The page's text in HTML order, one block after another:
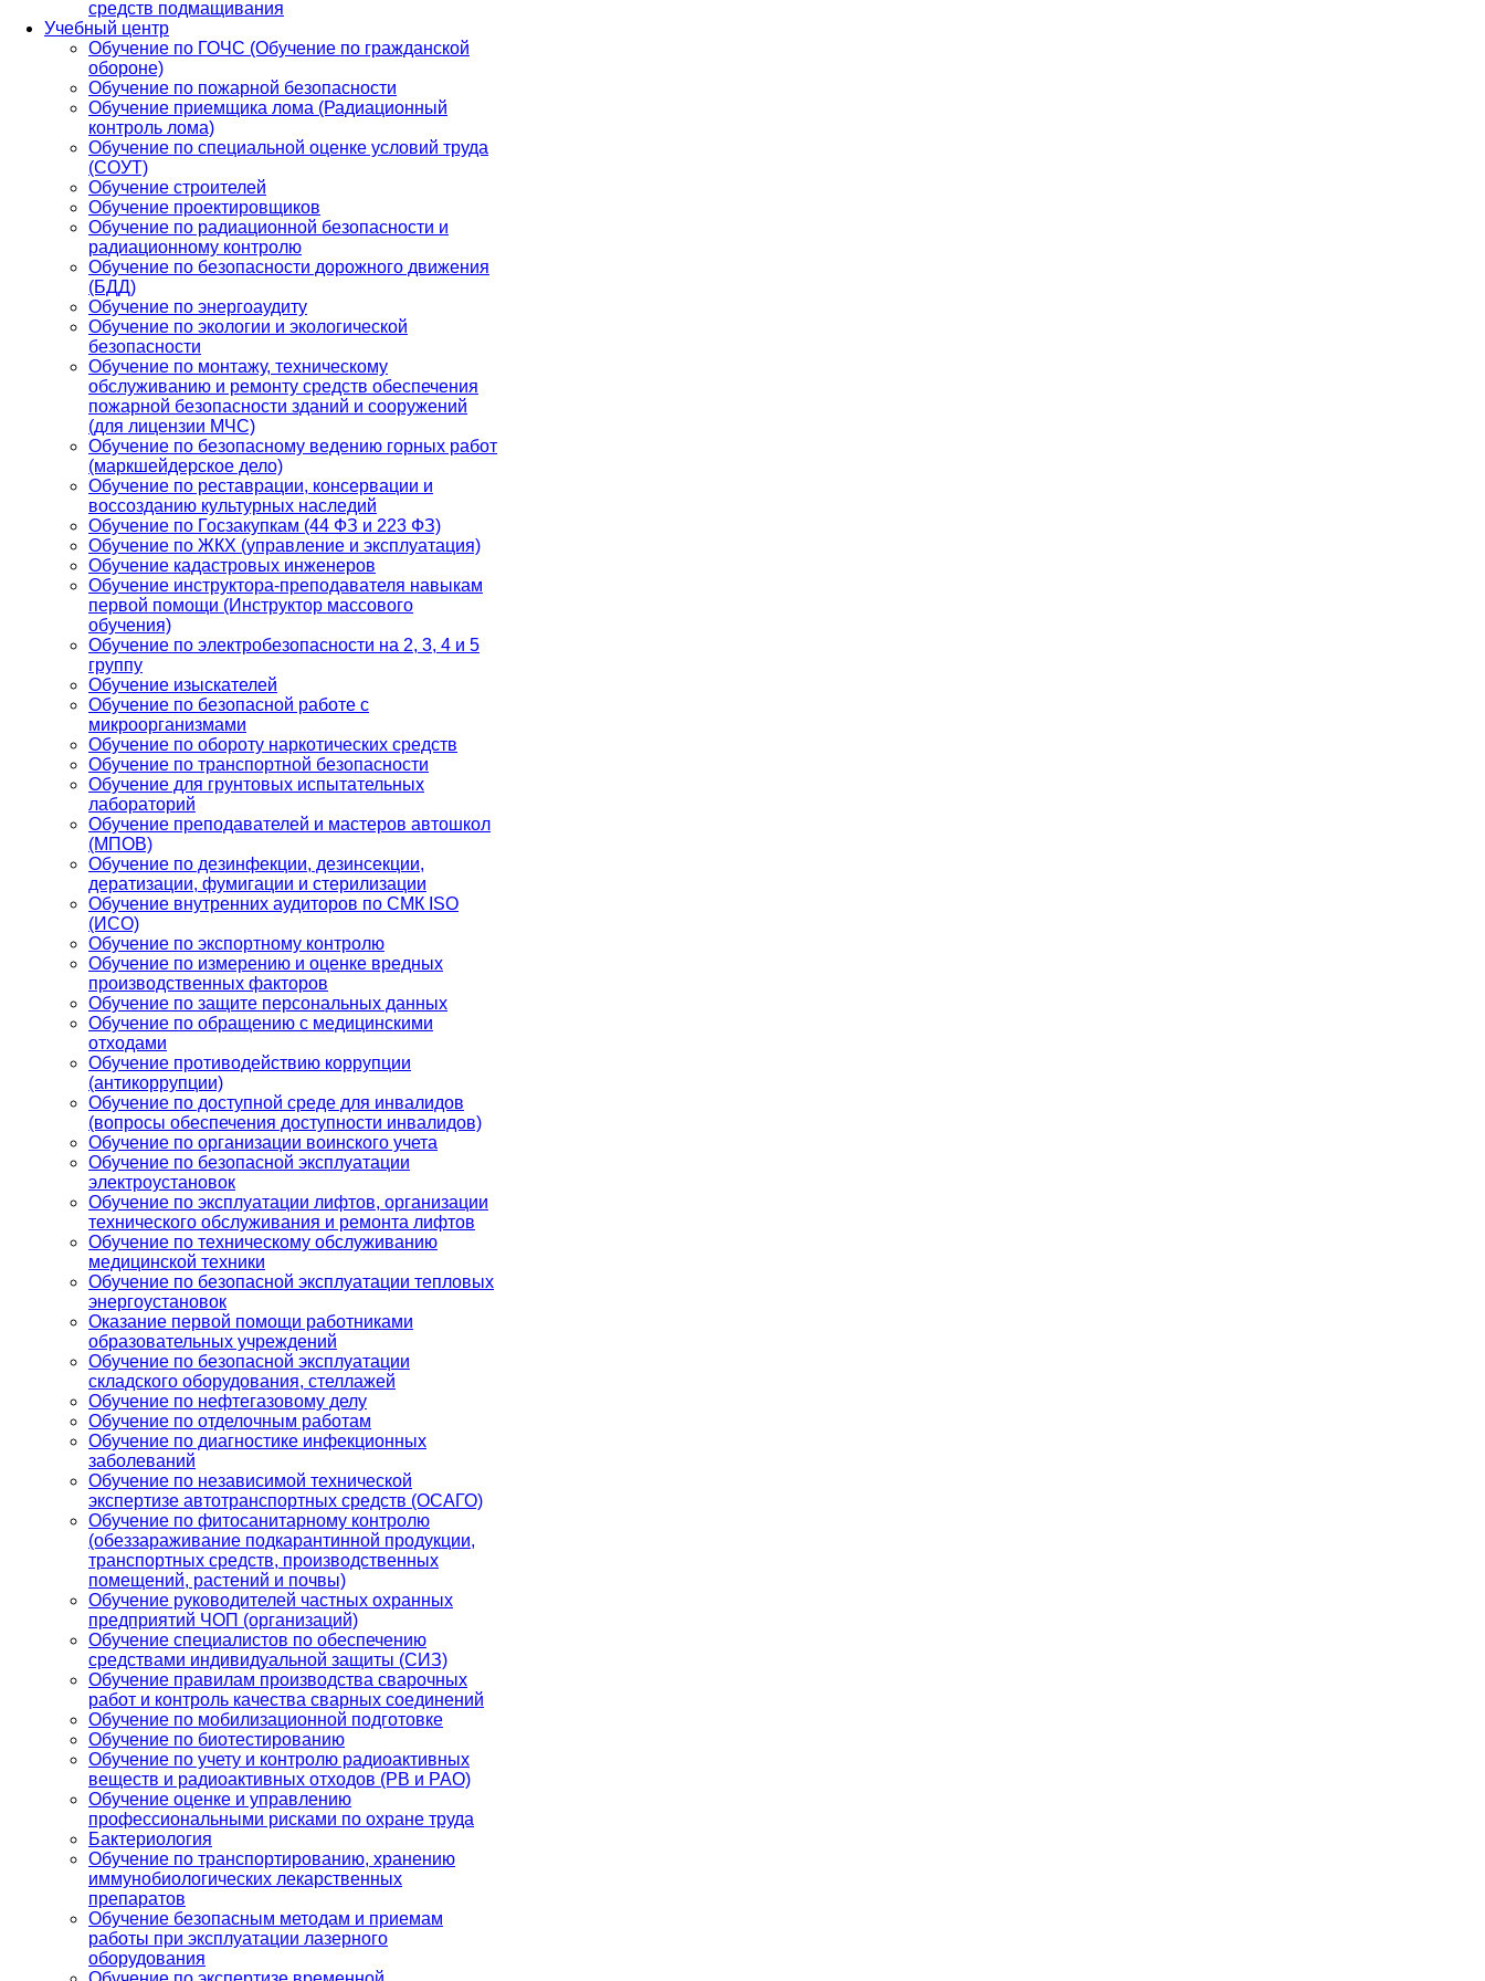
средств подмащивания
Учебный центр
Обучение по ГОЧС (Обучение по гражданской
обороне)
Обучение по пожарной безопасности
Обучение приемщика лома (Радиационный
контроль лома)
Обучение по специальной оценке условий труда
(СОУТ)
Обучение строителей
Обучение проектировщиков
Обучение по радиационной безопасности и
радиационному контролю
Обучение по безопасности дорожного движения
(БДД)
Обучение по энергоаудиту
Обучение по экологии и экологической
безопасности
Обучение по монтажу, техническому
обслуживанию и ремонту средств обеспечения
пожарной безопасности зданий и сооружений
(для лицензии МЧС)
Обучение по безопасному ведению горных работ
(маркшейдерское дело)
Обучение по реставрации, консервации и
воссозданию культурных наследий
Обучение по Госзакупкам (44 ФЗ и 223 ФЗ)
Обучение по ЖКХ (управление и эксплуатация)
Обучение кадастровых инженеров
Обучение инструктора-преподавателя навыкам
первой помощи (Инструктор массового
обучения)
Обучение по электробезопасности на 2, 3, 4 и 5
группу
Обучение изыскателей
Обучение по безопасной работе с
микроорганизмами
Обучение по обороту наркотических средств
Обучение по транспортной безопасности
Обучение для грунтовых испытательных
лабораторий
Обучение преподавателей и мастеров автошкол
(МПОВ)
Обучение по дезинфекции, дезинсекции,
дератизации, фумигации и стерилизации
Обучение внутренних аудиторов по СМК ISO
(ИСО)
Обучение по экспортному контролю
Обучение по измерению и оценке вредных
производственных факторов
Обучение по защите персональных данных
Обучение по обращению с медицинскими
отходами
Обучение противодействию коррупции
(антикоррупции)
Обучение по доступной среде для инвалидов
(вопросы обеспечения доступности инвалидов)
Обучение по организации воинского учета
Обучение по безопасной эксплуатации
электроустановок
Обучение по эксплуатации лифтов, организации
технического обслуживания и ремонта лифтов
Обучение по техническому обслуживанию
медицинской техники
Обучение по безопасной эксплуатации тепловых
энергоустановок
Оказание первой помощи работниками
образовательных учреждений
Обучение по безопасной эксплуатации
складского оборудования, стеллажей
Обучение по нефтегазовому делу
Обучение по отделочным работам
Обучение по диагностике инфекционных
заболеваний
Обучение по независимой технической
экспертизе автотранспортных средств (ОСАГО)
Обучение по фитосанитарному контролю
(обеззараживание подкарантинной продукции,
транспортных средств, производственных
помещений, растений и почвы)
Обучение руководителей частных охранных
предприятий ЧОП (организаций)
Обучение специалистов по обеспечению
средствами индивидуальной защиты (СИЗ)
Обучение правилам производства сварочных
работ и контроль качества сварных соединений
Обучение по мобилизационной подготовке
Обучение по биотестированию
Обучение по учету и контролю радиоактивных
веществ и радиоактивных отходов (РВ и РАО)
Обучение оценке и управлению
профессиональными рисками по охране труда
Бактериология
Обучение по транспортированию, хранению
иммунобиологических лекарственных
препаратов
Обучение безопасным методам и приемам
работы при эксплуатации лазерного
оборудования